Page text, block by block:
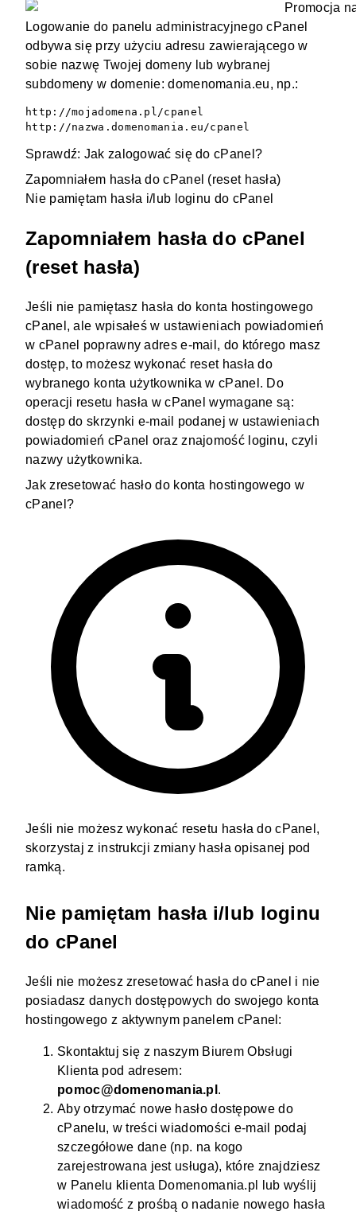
Logowanie do panelu administracyjnego cPanel
odbywa się przy użyciu adresu zawierającego w
sobie nazwę Twojej domeny lub wybranej
subdomeny w domenie: domenomania.eu, np.:
http://mojadomena.pl/cpanel
http://nazwa.domenomania.eu/cpanel
Sprawdź: Jak zalogować się do cPanel?
Zapomniałem hasła do cPanel (reset hasła)
Nie pamiętam hasła i/lub loginu do cPanel
Zapomniałem hasła do cPanel
(reset hasła)
Jeśli nie pamiętasz hasła do konta hostingowego
cPanel, ale wpisałeś w ustawieniach powiadomień
w cPanel poprawny adres e-mail, do którego masz
dostęp, to możesz wykonać reset hasła do
wybranego konta użytkownika w cPanel. Do
operacji resetu hasła w cPanel wymagane są:
dostęp do skrzynki e-mail podanej w ustawieniach
powiadomień cPanel oraz znajomość loginu, czyli
nazwy użytkownika.
Jak zresetować hasło do konta hostingowego w
cPanel?
Jeśli nie możesz wykonać resetu hasła do cPanel,
skorzystaj z instrukcji zmiany hasła opisanej pod
ramką.
Nie pamiętam hasła i/lub loginu
do cPanel
Jeśli nie możesz zresetować hasła do cPanel i nie
posiadasz danych dostępowych do swojego konta
hostingowego z aktywnym panelem cPanel:
Skontaktuj się z naszym Biurem Obsługi
Klienta pod adresem:
pomoc@domenomania.pl .
Aby otrzymać nowe hasło dostępowe do
cPanelu, w treści wiadomości e-mail podaj
szczegółowe dane (np. na kogo
zarejestrowana jest usługa), które znajdziesz
w Panelu klienta Domenomania.pl lub wyślij
wiadomość z prośbą o nadanie nowego hasła